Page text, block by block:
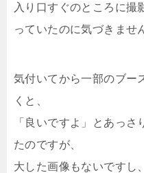
入り口すぐのところに撮
っていたのに気づきませ
気付いてから一部のブー
くと、
「良いですよ」とあっ
たのですが、
大した画像もないですし